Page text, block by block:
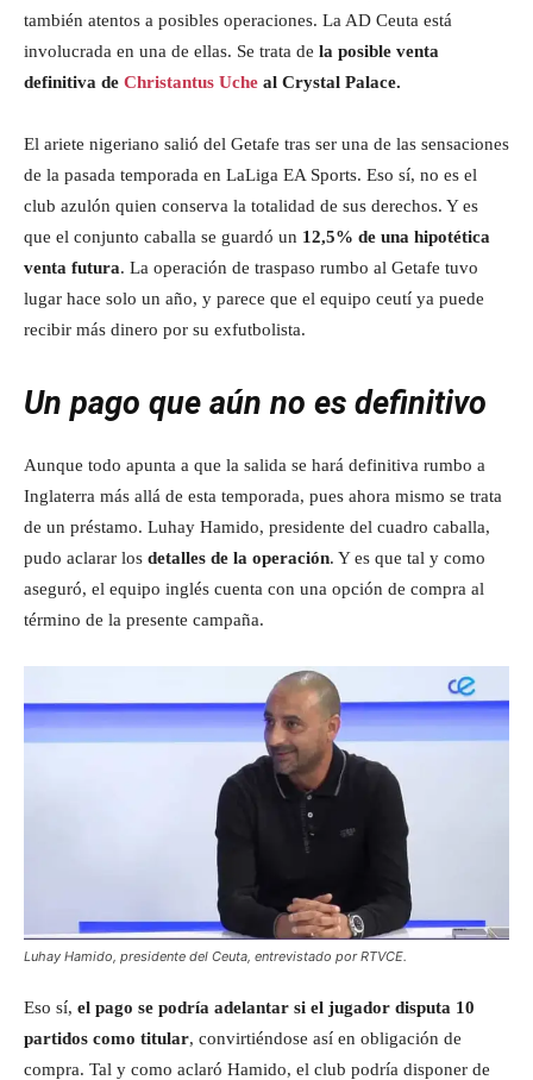
también atentos a posibles operaciones. La AD Ceuta está
involucrada en una de ellas. Se trata de la posible venta
definitiva de Christantus Uche al Crystal Palace.
El ariete nigeriano salió del Getafe tras ser una de las sensaciones
de la pasada temporada en LaLiga EA Sports. Eso sí, no es el
club azulón quien conserva la totalidad de sus derechos. Y es
que el conjunto caballa se guardó un 12,5% de una hipotética
venta futura. La operación de traspaso rumbo al Getafe tuvo
lugar hace solo un año, y parece que el equipo ceutí ya puede
recibir más dinero por su exfutbolista.
Un pago que aún no es definitivo
Aunque todo apunta a que la salida se hará definitiva rumbo a
Inglaterra más allá de esta temporada, pues ahora mismo se trata
de un préstamo. Luhay Hamido, presidente del cuadro caballa,
pudo aclarar los detalles de la operación. Y es que tal y como
aseguró, el equipo inglés cuenta con una opción de compra al
término de la presente campaña.
Luhay Hamido, presidente del Ceuta, entrevistado por RTVCE.
Eso sí, el pago se podría adelantar si el jugador disputa 10
partidos como titular, convirtiéndose así en obligación de
compra. Tal y como aclaró Hamido, el club podría disponer de